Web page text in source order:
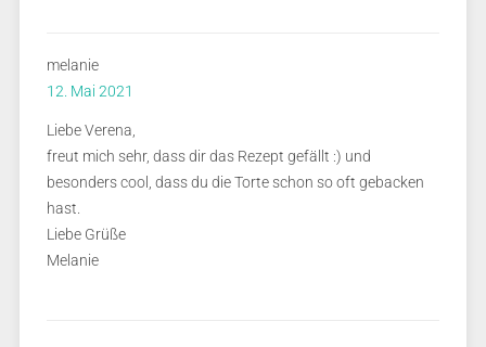
melanie
12. Mai 2021
Liebe Verena,
freut mich sehr, dass dir das Rezept gefällt :) und
besonders cool, dass du die Torte schon so oft gebacken
hast.
Liebe Grüße
Melanie